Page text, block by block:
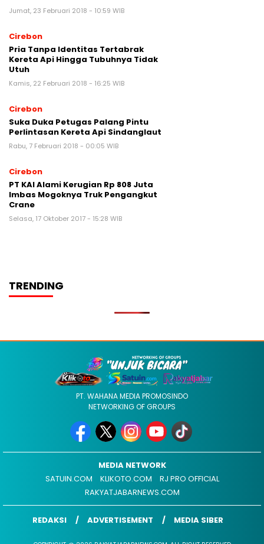
Jumat, 23 Februari 2018 - 10:59 WIB
Cirebon
Pria Tanpa Identitas Tertabrak
Kereta Api Hingga Tubuhnya Tidak
Utuh
Kamis, 22 Februari 2018 - 16:25 WIB
Cirebon
Suka Duka Petugas Palang Pintu
Perlintasan Kereta Api Sindanglaut
Rabu, 7 Februari 2018 - 00:05 WIB
Cirebon
PT KAI Alami Kerugian Rp 808 Juta
Imbas Mogoknya Truk Pengangkut
Crane
Selasa, 17 Oktober 2017 - 15:28 WIB
TRENDING
PT. WAHANA MEDIA PROMOSINDO
NETWORKING OF GROUPS
MEDIA NETWORK
SATUIN.COM
KLIKOTO.COM
RJ PRO OFFICIAL
RAKYATJABARNEWS.COM
REDAKSI ADVERTISEMENT MEDIA SIBER